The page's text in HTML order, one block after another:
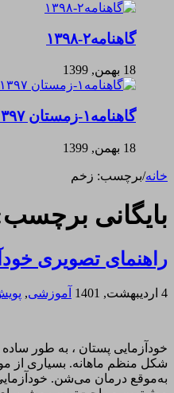
گاهنامه۲-۱۳۹۸
18 بهمن, 1399
گاهنامه۱-زمستان ۱۳۹۷
18 بهمن, 1399
خانه/برچسب: زخم
بایگانی
راهنمای تصویری
4 اردیبهشت, 1401 آموزشی, پویش
خودآزمایی پستان ، به طور
شکل منظم ماهانه. بسیاری از
به‌موقع درمان می‌شن.